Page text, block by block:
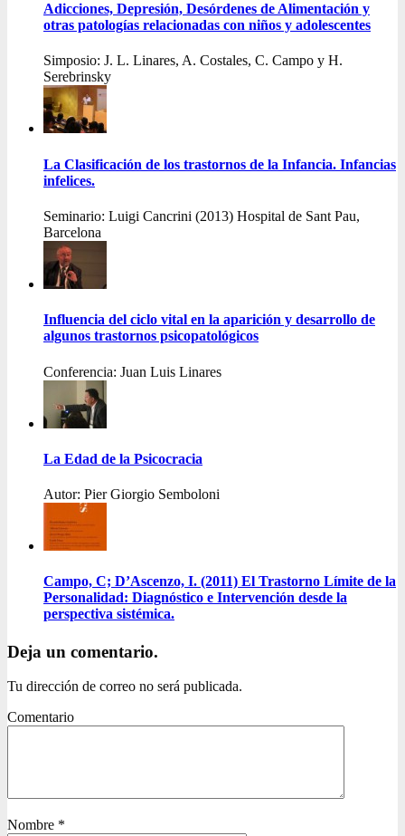
Adicciones, Depresión, Desórdenes de Alimentación y
otras patologías relacionadas con niños y adolescentes
Simposio: J. L. Linares, A. Costales, C. Campo y H.
Serebrinsky
La Clasificación de los trastornos de la Infancia. Infancias
infelices.
Seminario: Luigi Cancrini (2013) Hospital de Sant Pau,
Barcelona
Influencia del ciclo vital en la aparición y desarrollo de
algunos trastornos psicopatológicos
Conferencia: Juan Luis Linares
La Edad de la Psicocracia
Autor: Pier Giorgio Semboloni
Campo, C; D’Ascenzo, I. (2011) El Trastorno Límite de la
Personalidad: Diagnóstico e Intervención desde la
perspectiva sistémica.
Deja un comentario.
Tu dirección de correo no será publicada.
Comentario
Nombre *